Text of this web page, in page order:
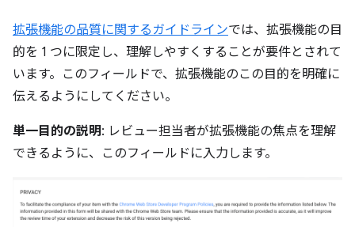
拡張機能の品質に関するガイドラインでは、拡張機能の目
的を 1 つに限定し、理解しやすくすることが要件とされて
います。このフィールドで、拡張機能のこの目的を明確に
伝えるようにしてください。
単一目的の説明: レビュー担当者が拡張機能の焦点を理解
できるように、このフィールドに入力します。